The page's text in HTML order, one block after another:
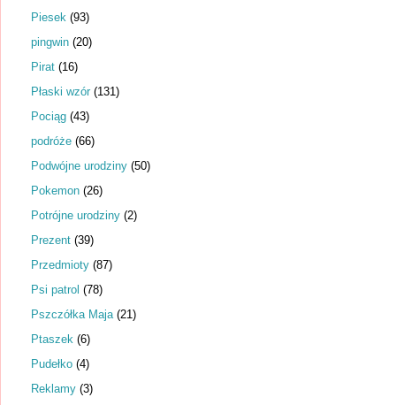
Piesek (93)
pingwin (20)
Pirat (16)
Płaski wzór (131)
Pociąg (43)
podróże (66)
Podwójne urodziny (50)
Pokemon (26)
Potrójne urodziny (2)
Prezent (39)
Przedmioty (87)
Psi patrol (78)
Pszczółka Maja (21)
Ptaszek (6)
Pudełko (4)
Reklamy (3)